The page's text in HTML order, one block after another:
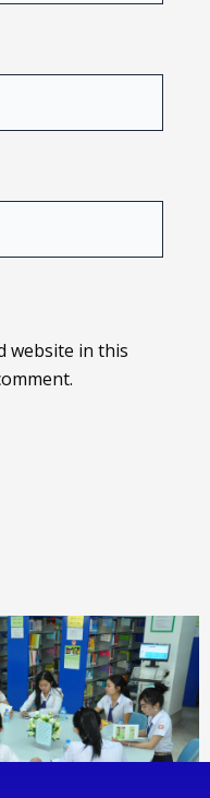
website in this